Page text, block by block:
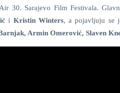
30. Sarajevo Film Festivala.
i Kristin Winters, a pojavljuju se
Armin Omerović, Slaven